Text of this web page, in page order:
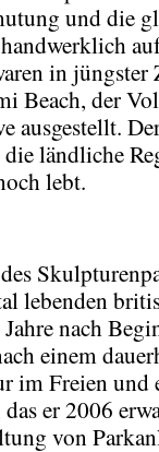
und die
in jüngster
Beach, der
ausgestellt.
ländliche
lebt.
lebenden
nach
einem
im Freien und
er 2006
von